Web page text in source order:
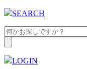
SEARCH
LOGIN